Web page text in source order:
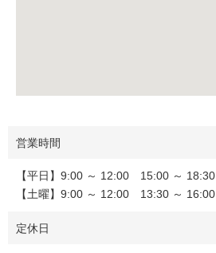
営業時間
【平日】9:00 ～ 12:00 15:00 ～ 18:30
【土曜】9:00 ～ 12:00 13:30 ～ 16:00
定休日